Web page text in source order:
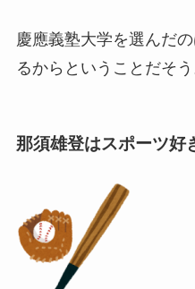
慶應義塾大学を選んだ
るからということだそう
那須雄登はスポーツ好